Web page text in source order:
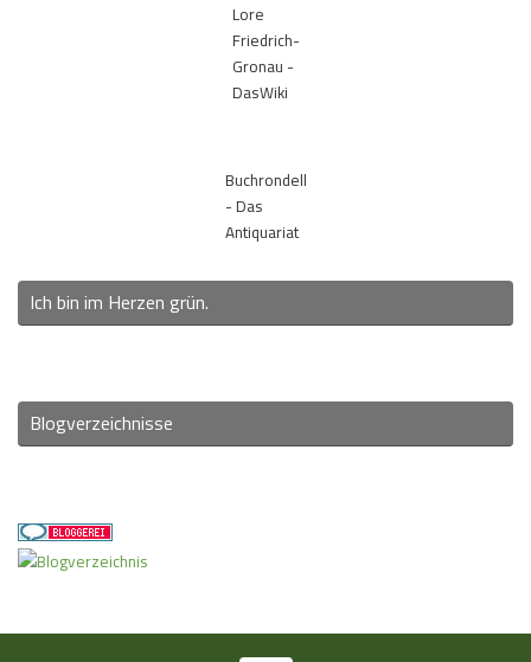
Lore
Friedrich-
Gronau -
DasWiki
Buchrondell
- Das
Antiquariat
Ich bin im Herzen grün.
Blogverzeichnisse